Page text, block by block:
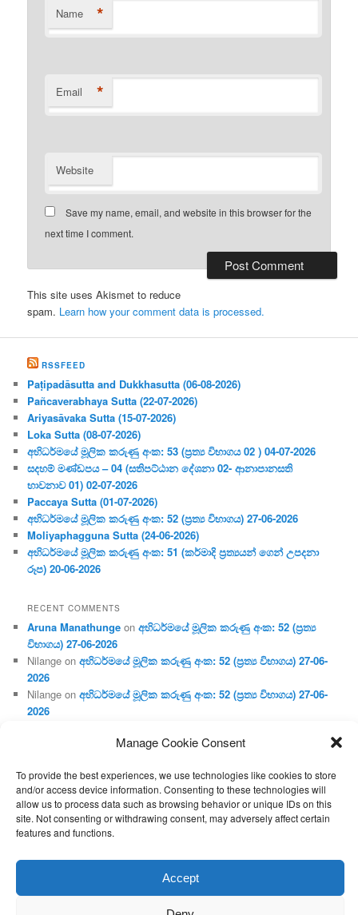
Manage Cookie Consent
To provide the best experiences, we use technologies like cookies to store
and/or access device information. Consenting to these technologies will
allow us to process data such as browsing behavior or unique IDs on this
site. Not consenting or withdrawing consent, may adversely affect certain
features and functions.
Accept
Name *
Email *
Website
Save my name, email, and website in this browser for the
next time I comment.
This site uses Akismet to reduce
spam. Learn how your comment data is processed.
RSSFEED
Paṭipadāsutta and Dukkhasutta (06-08-2026)
Pañcaverabhaya Sutta (22-07-2026)
Ariyasāvaka Sutta (15-07-2026)
Loka Sutta (08-07-2026)
අභිධර්මයේ මූලික කරුණු අංක: 53 (ප්‍ර‍ත්‍ය විභාගය 02 ) 04-07-2026
සදහම් මණ්ඩපය – 04 (සතිපට්ඨාන දේශනා 02- ආනාපානසති
භාවනාව 01) 02-07-2026
Paccaya Sutta (01-07-2026)
අභිධර්මයේ මූලික කරුණු අංක: 52 (ප්‍ර‍ත්‍ය විභාගය) 27-06-2026
Moliyaphagguna Sutta (24-06-2026)
අභිධර්මයේ මූලික කරුණු අංක: 51 (කර්මාදි ප්‍ර‍ත්‍යයන් ගෙන් උපදනා
රූප) 20-06-2026
RECENT COMMENTS
Aruna Manathunge onඅභිධර්මයේ මූලික කරුණු අංක: 52 (ප්‍ර‍ත්‍ය
විභාගය) 27-06-2026
Nilange onඅභිධර්මයේ මූලික කරුණු අංක: 52 (ප්‍ර‍ත්‍ය විභාගය) 27-06-
2026
Nilange onඅභිධර්මයේ මූලික කරුණු අංක: 52 (ප්‍ර‍ත්‍ය විභාගය) 27-06-
2026
ජීවිත, ආහාර රූප) 02-05-2026
ආහාර රූප) 02-05-2026
Proudly powered by WordPress